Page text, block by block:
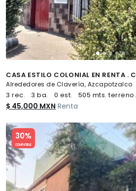
Alrededores de Clavería, Azcapotzalco
3 rec. 3 ba. 0 est. 505 mts. terreno.
$ 45,000 MXN Renta
30%
COMPATIBLE
Slide 1 of 5